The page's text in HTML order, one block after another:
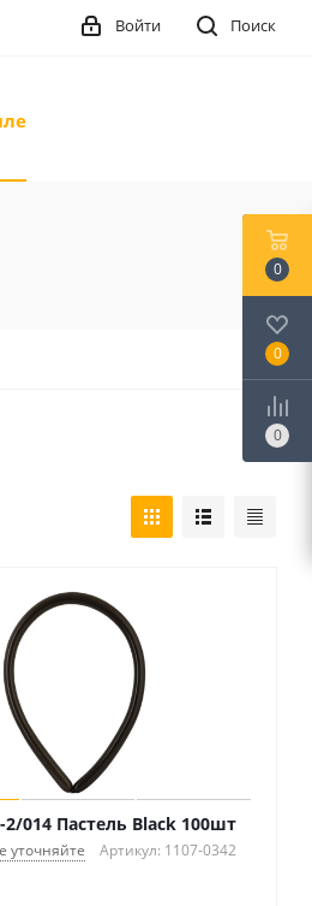
Поиск
Войти
014 Пастель Black 100шт
уточняйте Артикул: 1107-0342
0
0
0